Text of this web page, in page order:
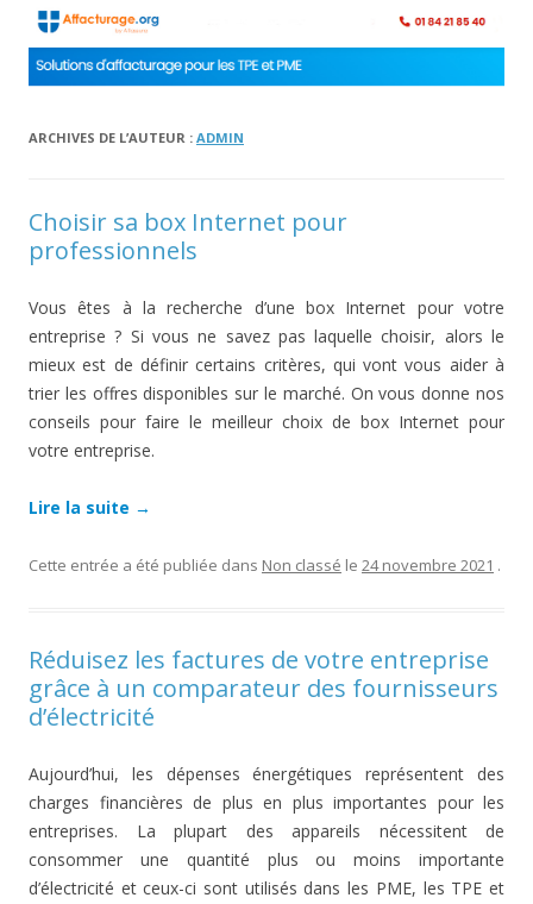
ARCHIVES DE L’AUTEUR : ADMIN
Choisir sa box Internet pour
professionnels
Vous êtes à la recherche d’une box Internet pour votre
entreprise ? Si vous ne savez pas laquelle choisir, alors le
mieux est de définir certains critères, qui vont vous aider à
trier les offres disponibles sur le marché. On vous donne nos
conseils pour faire le meilleur choix de box Internet pour
votre entreprise.
Lire la suite →
Cette entrée a été publiée dans Non classé le 24 novembre 2021 .
Réduisez les factures de votre entreprise
grâce à un comparateur des fournisseurs
d’électricité
Aujourd’hui, les dépenses énergétiques représentent des
charges financières de plus en plus importantes pour les
entreprises. La plupart des appareils nécessitent de
consommer une quantité plus ou moins importante
d’électricité et ceux-ci sont utilisés dans les PME, les TPE et